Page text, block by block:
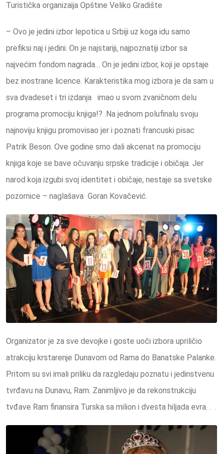
Turistička organizaija Opštine Veliko Gradište
– Ovo je jedini izbor lepotica u Srbiji uz koga idu samo
prefiksi naj i jedini. On je najstariji, najpoznatiji izbor sa
najvećim fondom nagrada… On je jedini izbor, koji je opstaje
bez inostrane licence. Karakteristika mog izbora je da sam u
sva dvadeset i tri izdanja imao u svom zvaničnom delu
programa promociju knjiga!? .Na jednom polufinalu svoju
najnoviju knjigu promovisao jer i poznati francuski pisac
Patrik Beson. Ove godine smo dali akcenat na promociju
knjiga koje se bave očuvanju srpske tradicije i običaja. Jer
narod koja izgubi svoj identitet i običaje, nestaje sa svetske
pozornice – naglašava Goran Kovačević.
Organizator je za sve devojke i goste uoči izbora upriličio
atrakciju krstarenje Dunavom od Rama do Banatske Palanke.
Pritom su svi imali priliku da razgledaju poznatu i jedinstvenu
tvrđavu na Dunavu, Ram. Zanimljivo je da rekonstrukciju
tvđave Ram finansira Turska sa milion i dvesta hiljada evra. . .